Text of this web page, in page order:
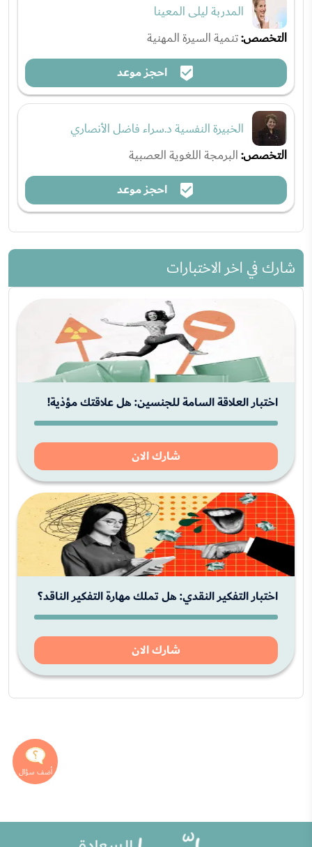
المدربة ليلى المعينا
التخصص:تنمية السيرة المهنية
احجز موعد
الخبيرة النفسية د.سراء فاضل الأنصاري
التخصص:البرمجة اللغوية العصبية
احجز موعد
شارك في اخر الاختبارات
اختبار العلاقة السامة للجنسين: هل علاقتك مؤذية!
شارك الان
اختبار التفكير النقدي: هل تملك مهارة التفكير الناقد؟
شارك الان